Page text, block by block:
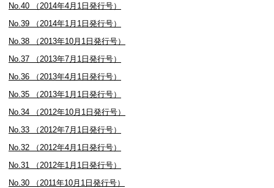
No.40 （2014年4月1日発行号）
No.39 （2014年1月1日発行号）
No.38 （2013年10月1日発行号）
No.37 （2013年7月1日発行号）
No.36 （2013年4月1日発行号）
No.35 （2013年1月1日発行号）
No.34 （2012年10月1日発行号）
No.33 （2012年7月1日発行号）
No.32 （2012年4月1日発行号）
No.31 （2012年1月1日発行号）
No.30 （2011年10月1日発行号）